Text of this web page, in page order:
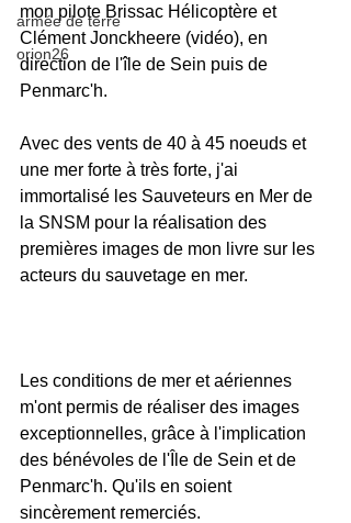
armée de terre
orion26
mon pilote Brissac Hélicoptère et
Clément Jonckheere (vidéo), en
direction de l'île de Sein puis de
Penmarc'h.
Avec des vents de 40 à 45 noeuds et
une mer forte à très forte, j'ai
immortalisé les Sauveteurs en Mer de
la SNSM pour la réalisation des
premières images de mon livre sur les
acteurs du sauvetage en mer.
Les conditions de mer et aériennes
m'ont permis de réaliser des images
exceptionnelles, grâce à l'implication
des bénévoles de l'Île de Sein et de
Penmarc'h. Qu'ils en soient
sincèrement remerciés.